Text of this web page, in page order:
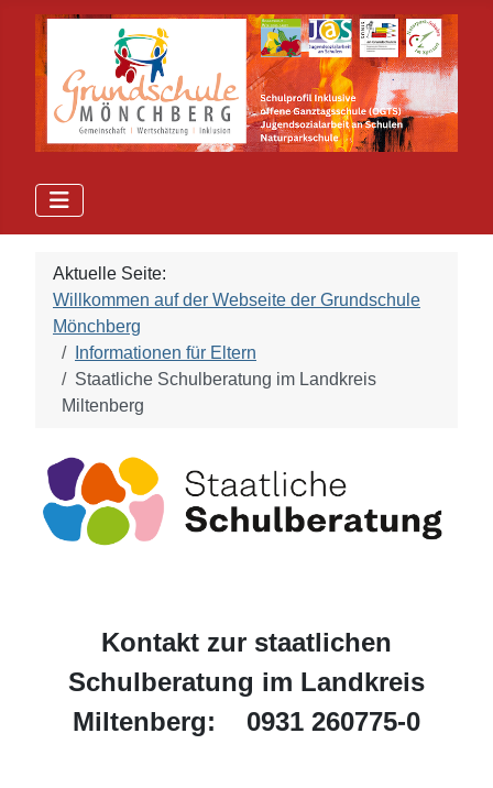
Aktuelle Seite:
Willkommen auf der Webseite der Grundschule
Mönchberg
Informationen für Eltern
Staatliche Schulberatung im Landkreis
Miltenberg
Kontakt zur staatlichen
Schulberatung im Landkreis
Miltenberg: 0931 260775-0